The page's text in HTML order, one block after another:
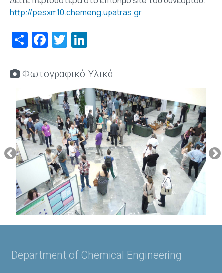
http://pesxm10.chemeng.upatras.gr
ShareFacebook
Twitter
Φωτογραφικό Υλικό
Department of Chemical Engineering